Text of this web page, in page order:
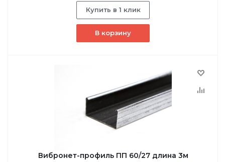
Купить в 1 клик
В корзину
Вибронет-профиль ПП 60/27 длина 3м